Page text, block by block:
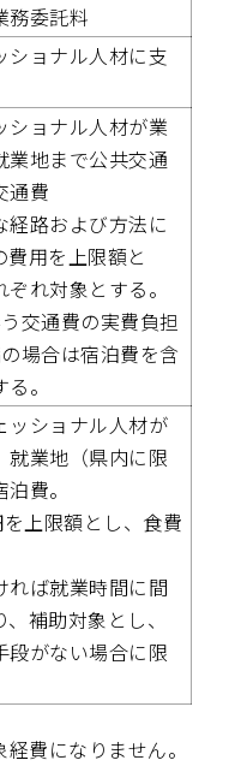
務委託料
ショナル人材に支
ショナル人材が業
業地まで公共交通
通費
経路および方法に
費用を上限額と
れ対象とする。
交通費の実費負担
場合は宿泊費を含
。
ッショナル人材が
就業地（県内に限
費。
上限額とし、食費
れば就業時間に間
補助対象とし、
段がない場合に限
費になりません。